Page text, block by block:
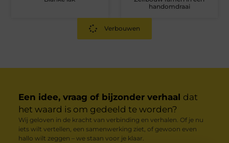
handomdraai
Verbouwen
Een idee, vraag of bijzonder verhaal dat
het waard is om gedeeld te worden?
Wij geloven in de kracht van verbinding en verhalen. Of je nu
iets wilt vertellen, een samenwerking ziet, of gewoon even
hallo wilt zeggen – we staan voor je klaar.